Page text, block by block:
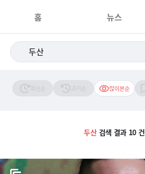
홈 뉴스
많이본순
두산검색 결과 10 건